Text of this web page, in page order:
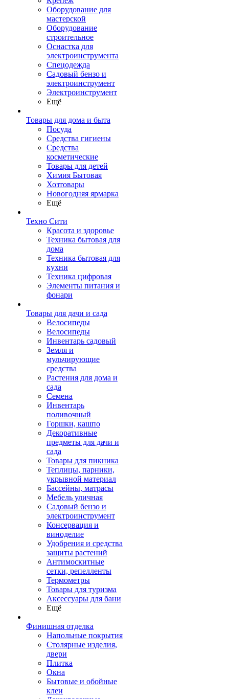
Оборудование для
мастерской
Оборудование
строительное
Оснастка для
электроинструмента
Спецодежда
Садовый бензо и
электроинструмент
Электроинструмент
Ещё
Товары для дома и быта
Посуда
Средства гигиены
Средства
косметические
Товары для детей
Химия Бытовая
Хозтовары
Новогодняя ярмарка
Ещё
Техно Сити
Красота и здоровье
Техника бытовая для
дома
Техника бытовая для
кухни
Техника цифровая
Элементы питания и
фонари
Товары для дачи и сада
Велосипеды
Велосипеды
Инвентарь садовый
Земля и
мульчирующие
средства
Растения для дома и
сада
Семена
Инвентарь
поливочный
Горшки, кашпо
Декоративные
предметы для дачи и
сада
Товары для пикника
Теплицы, парники,
укрывной материал
Бассейны, матрасы
Мебель уличная
Садовый бензо и
электроинструмент
Консервация и
виноделие
Удобрения и средства
защиты растений
Антимоскитные
сетки, репелленты
Термометры
Товары для туризма
Аксессуары для бани
Ещё
Финишная отделка
Напольные покрытия
Столярные изделия,
двери
Плитка
Окна
Бытовые и обойные
клеи